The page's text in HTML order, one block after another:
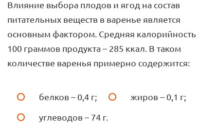
Влияние выбора плодов и ягод на состав
питательных веществ в варенье является
основным фактором. Средняя калорийность
100 граммов продукта – 285 ккал. В таком
количестве варенья примерно содержится:
белков – 0,4 г;
жиров – 0,1 г;
углеводов – 74 г.